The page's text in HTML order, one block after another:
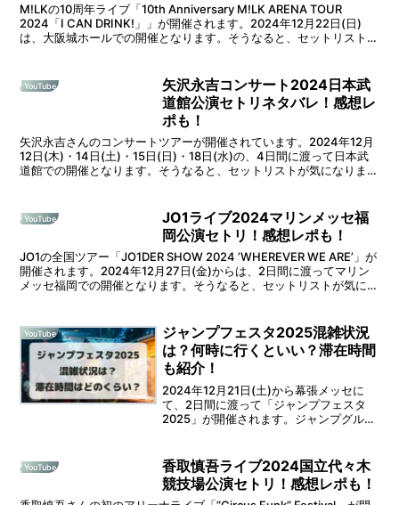
M!LKの10周年ライブ「10th Anniversary M!LK ARENA TOUR
2024「I CAN DRINK!」」が開催されます。2024年12月22日(日)
は、大阪城ホールでの開催となります。そうなると、セットリストが
YouTube
矢沢永吉コンサート2024日本武
道館公演セトリネタバレ！感想レ
ポも！
矢沢永吉さんのコンサートツアーが開催されています。2024年12月
12日(木)・14日(土)・15日(日)・18日(水)の、4日間に渡って日本武
道館での開催となります。そうなると、セットリストが気になります
YouTube
JO1ライブ2024マリンメッセ福
岡公演セトリ！感想レポも！
JO1の全国ツアー「JO1DER SHOW 2024 ’WHEREVER WE ARE’」が
開催されます。2024年12月27日(金)からは、2日間に渡ってマリン
メッセ福岡での開催となります。そうなると、セットリストが気にな
YouTube
ジャンプフェスタ2025混雑状況
は？何時に行くといい？滞在時間
も紹介！
2024年12月21日(土)から幕張メッセに
て、2日間に渡って「ジャンプフェスタ
2025」が開催されます。ジャンプグルー
フェスです。毎年、幅広い年代の方が多
く訪れて...
YouTube
香取慎吾ライブ2024国立代々木
競技場公演セトリ！感想レポも！